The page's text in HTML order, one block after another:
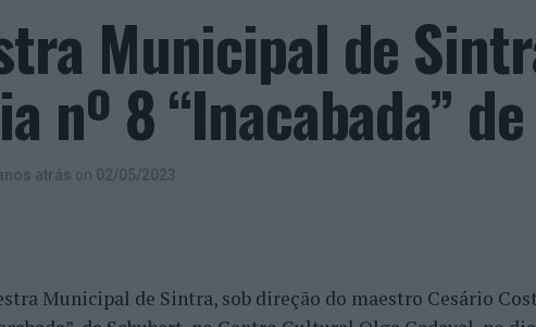
Municipal de
nº 8 “Inacabada”
atrás on 02/05/2023
Municipal de Sintra, sob direção do maestro Cesário